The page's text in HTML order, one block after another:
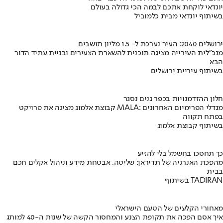
יונדאי לוקחת אתכם לבמה הכי גדולה בעולם
בשיתוף יונדאי מבית כלמוביל
ירושלים 2040: העיר נערכת ל- 1.5 מליון תושבים
מנכ"לית העירייה מציגה תוכנית להשארת הצעירים ובניית עתיד הדור
הבא
בשיתוף עיריית ירושלים
חלון ההזדמנויות בכפר גנים נסגר
קבוצת אלמוג מציגה את פרויקט MALA: מגדלי הפרימיום האחרונים
בפתח תקווה
בשיתוף קבוצת אלמוג
כך תחסכו בחשמל בלי להזיע
מהפכת האנרגיה של תדיראן: שליטה, אבטחת מידע וניהול אקלים חכם
בבית
בשיתוף TADIRAN
מאחורי הקלעים של הטעם הישראלי
איך אסם הפכה את תקופת הצנע והמחסור הקשה של שנות ה-40 למותג